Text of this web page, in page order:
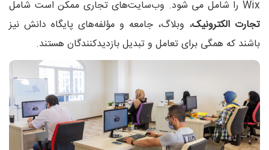
Wix را شامل می شود. وب‌سایت‌های تجاری ممکن است شامل
تجارت الکترونیک، وبلاگ، جامعه و مؤلفه‌های پایگاه دانش نیز
باشند که همگی برای تعامل و تبدیل بازدیدکنندگان هستند.